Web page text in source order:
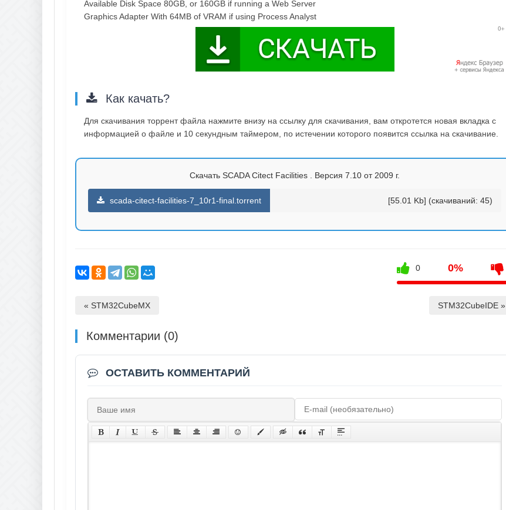
Available Disk Space 80GB, or 160GB if running a Web Server
Graphics Adapter With 64MB of VRAM if using Process Analyst
Как качать?
Для скачивания торрент файла нажмите внизу на ссылку для скачивания, вам откротется новая вкладка с
информацией о файле и 10 секундным таймером, по истечении которого появится ссылка на скачивание.
Скачать SCADA Citect Facilities . Версия 7.10 от 2009 г.
scada-citect-facilities-7_10r1-final.torrent [55.01 Kb] (cкачиваний: 45)
0 0%
« STM32CubeMX STM32CubeIDE »
Комментарии (0)
ОСТАВИТЬ КОММЕНТАРИЙ